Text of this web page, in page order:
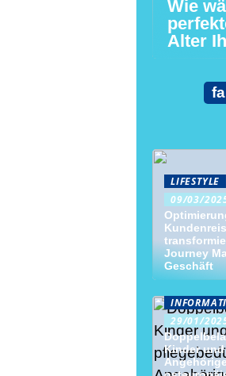
Wie
Alter
LIFESTYLE
09/03/
Journey
Geschäft
29/01/
Kinder